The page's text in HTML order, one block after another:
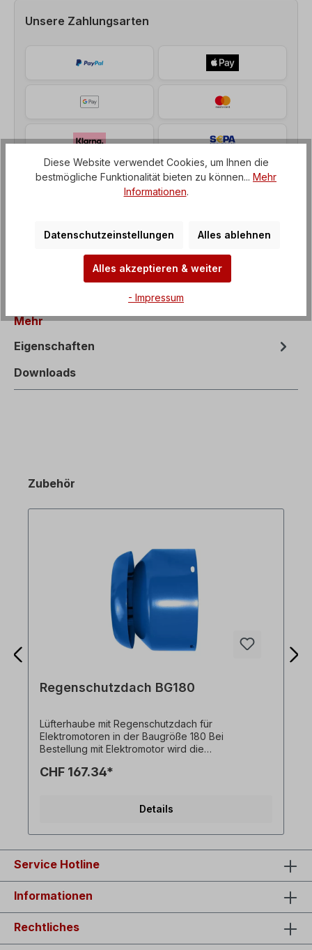
Unsere Zahlungsarten
Elektromotor, Leistung= 22 kW, Drehzahl= 1500
Spannung= 3 x 400/690 V-50 Hz, 3 x 480/83…
Mehr
Eigenschaften
Downloads
Zubehör
Regenschutzdach BG180
Lüfterhaube mit Regenschutzdach für
Elektromotoren in der Baugröße 180 Bei
Bestellung mit Elektromotor wird die
montiert. Alle Produktfotos sind unverbindliche
CHF 167.34*
Details
Service Hotline
Informationen
Rechtliches
Diese Website verwendet Cookies, um Ihnen die
bestmögliche Funktionalität bieten zu können... Mehr
Informationen.
Datenschutzeinstellungen Alles ablehnen
Alles akzeptieren & weiter
- Impressum